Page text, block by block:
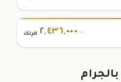
٢,٤٣٦,٠٠٠.٠٠ فرنك